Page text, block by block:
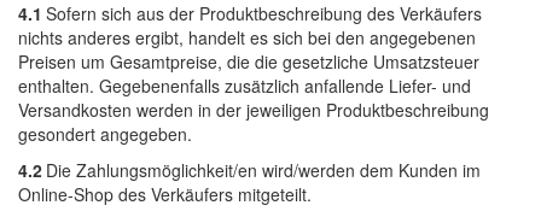
4.1 Sofern sich aus der Produktbeschreibung des Verkäufers
nichts anderes ergibt, handelt es sich bei den angegebenen
Preisen um Gesamtpreise, die die gesetzliche Umsatzsteuer
enthalten. Gegebenenfalls zusätzlich anfallende Liefer- und
Versandkosten werden in der jeweiligen Produktbeschreibung
gesondert angegeben.
4.2 Die Zahlungsmöglichkeit/en wird/werden dem Kunden im
Online-Shop des Verkäufers mitgeteilt.